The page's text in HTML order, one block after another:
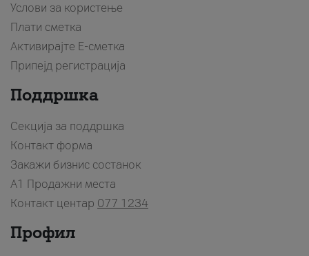
Услови за користење
Плати сметка
Активирајте Е-сметка
Припејд регистрација
Поддршка
Секција за поддршка
Контакт форма
Закажи бизнис состанок
A1 Продажни места
Контакт центар 077 1234
Профил